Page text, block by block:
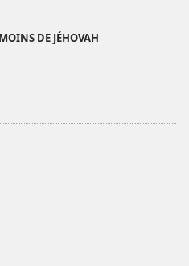
ÉtudeDE JÉHOVAH